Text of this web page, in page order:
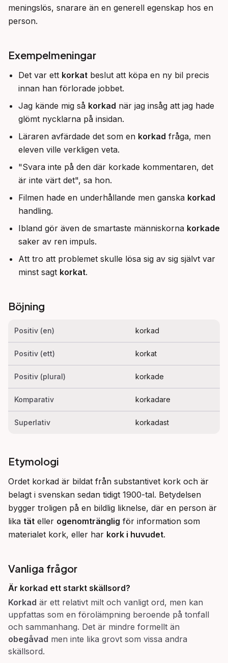
meningslös, snarare än en generell egenskap hos en
person.
Exempelmeningar
Det var ett korkat beslut att köpa en ny bil precis
innan han förlorade jobbet.
Jag kände mig så korkad när jag insåg att jag hade
glömt nycklarna på insidan.
Läraren avfärdade det som en korkad fråga, men
eleven ville verkligen veta.
"Svara inte på den där korkade kommentaren, det
är inte värt det", sa hon.
Filmen hade en underhållande men ganska korkad
handling.
Ibland gör även de smartaste människorna korkade
saker av ren impuls.
Att tro att problemet skulle lösa sig av sig självt var
minst sagt korkat.
Böjning
Positiv (en) korkad
Positiv (ett) korkat
Positiv (plural) korkade
Komparativ korkadare
Superlativ korkadast
Etymologi
Ordet korkad är bildat från substantivet kork och är
belagt i svenskan sedan tidigt 1900-tal. Betydelsen
bygger troligen på en bildlig liknelse, där en person är
lika tät eller ogenomtränglig för information som
materialet kork, eller har kork i huvudet.
Vanliga frågor
Är korkad ett starkt skällsord?
Korkad är ett relativt milt och vanligt ord, men kan
uppfattas som en förolämpning beroende på tonfall
och sammanhang. Det är mindre formellt än
obegåvad men inte lika grovt som vissa andra
skällsord.